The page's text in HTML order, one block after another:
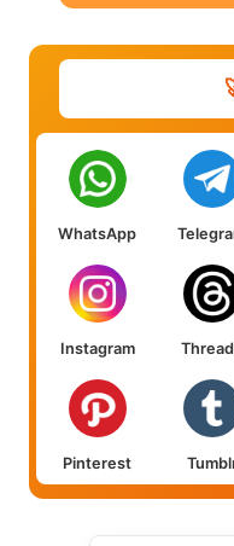
WhatsApp
Instagram
Pinterest